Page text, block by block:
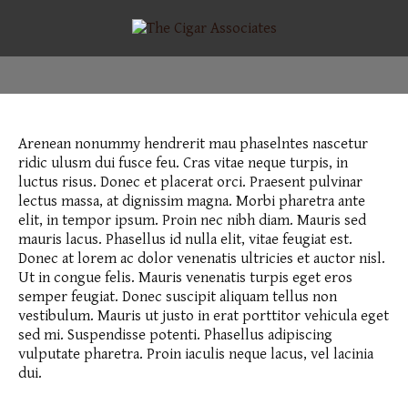
Arenean nonummy hendrerit mau phaselntes nascetur
ridic ulusm dui fusce feu. Cras vitae neque turpis, in
luctus risus. Donec et placerat orci. Praesent pulvinar
lectus massa, at dignissim magna. Morbi pharetra ante
elit, in tempor ipsum. Proin nec nibh diam. Mauris sed
mauris lacus. Phasellus id nulla elit, vitae feugiat est.
Donec at lorem ac dolor venenatis ultricies et auctor nisl.
Ut in congue felis. Mauris venenatis turpis eget eros
semper feugiat. Donec suscipit aliquam tellus non
vestibulum. Mauris ut justo in erat porttitor vehicula eget
sed mi. Suspendisse potenti. Phasellus adipiscing
vulputate pharetra. Proin iaculis neque lacus, vel lacinia
dui.